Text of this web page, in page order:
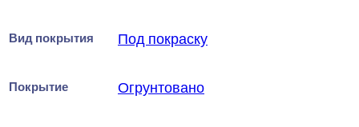
Вид покрытия Под покраску
Покрытие Огрунтовано